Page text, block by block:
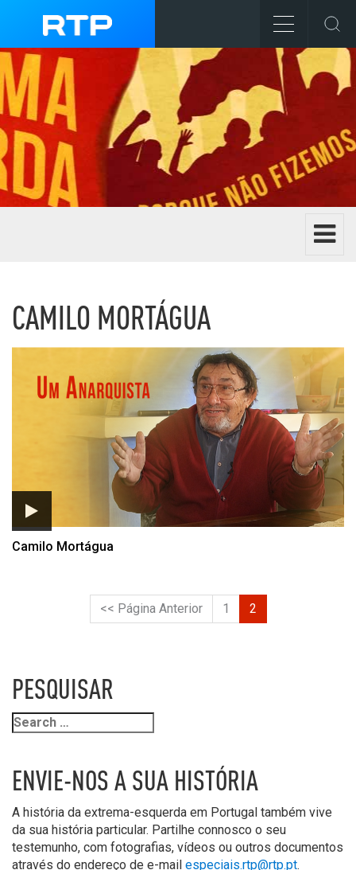
Toggle
CAMILO MORTÁGUA
Listagem de Camilo
Camilo Mortágua
<< Página Anterior 1 2
PESQUISAR
ENVIE-NOS A SUA HISTÓRIA
A história da extrema-esquerda em Portugal também vive
da sua história particular. Partilhe connosco o seu
testemunho, com fotografias, vídeos ou outros documentos
através do endereço de e-mail especiais.rtp@rtp.pt.